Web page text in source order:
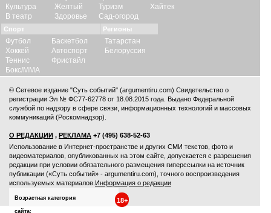
Культура
В театр
Желтый
Здоровье
Туризм
Сад-огород
Хайтек
Спорт
Футбол
Хоккей
Теннис
Бокс/ММА
Баскетбол
Автоспорт
Фристайл
Регионы
Татарстан
Белоруссия
© Сетевое издание "Суть событий" (argumentiru.com) Свидетельство о
регистрации Эл № ФС77-62778 от 18.08.2015 года. Выдано Федеральной
службой по надзору в сфере связи, информационных технологий и массовых
коммуникаций (Роскомнадзор).
О РЕДАКЦИИ , РЕКЛАМА +7 (495) 638-52-63
Использование в Интернет-пространстве и других СМИ текстов, фото и
видеоматериалов, опубликованных на этом сайте, допускается с разрешения
редакции при условии обязательного размещения гиперссылки на источник
публикации («Суть событий» - argumentiru.com), точного воспроизведения
используемых материалов. Информация о редакции
Возрастная категория
сайта:
18+